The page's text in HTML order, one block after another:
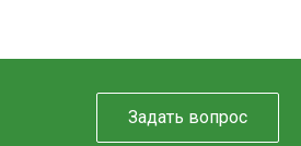
Задать вопрос